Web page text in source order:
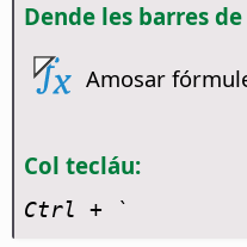
Dende les barres
Amosar
Col tecláu:
Ctrl + `